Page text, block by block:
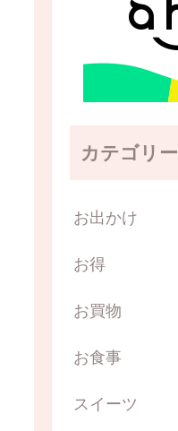
カテゴリー
お出かけ
お得
お買物
お食事
スイーツ